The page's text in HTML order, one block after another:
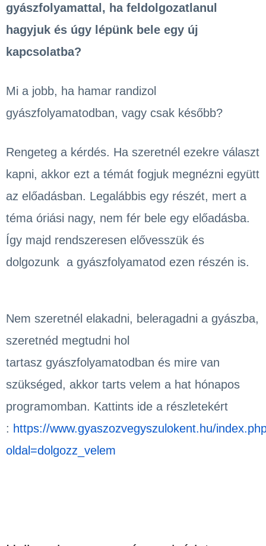
gyászfolyamattal, ha feldolgozatlanul
hagyjuk és úgy lépünk bele egy új
kapcsolatba?
Mi a jobb, ha hamar randizol
gyászfolyamatodban, vagy csak később?
Rengeteg a kérdés. Ha szeretnél ezekre választ
kapni, akkor ezt a témát fogjuk megnézni együtt
az előadásban. Legalábbis egy részét, mert a
téma óriási nagy, nem fér bele egy előadásba.
Így majd rendszeresen elővesszük és
dolgozunk a gyászfolyamatod ezen részén is.
Nem szeretnél elakadni, beleragadni a gyászba,
szeretnéd megtudni hol
tartasz gyászfolyamatodban és mire van
szükséged, akkor tarts velem a hat hónapos
programomban. Kattints ide a részletekért
: https://www.gyaszozvegyszulokent.hu/
oldal=dolgozz_velem